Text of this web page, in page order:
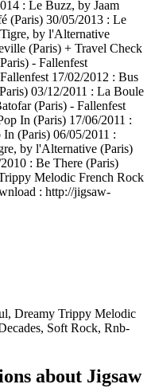
: Le Buzz, by Jaam
(Paris) 30/05/2013 : Le
by l'Alternative
(Paris) + Travel Check
- Fallenfest
17/02/2012 : Bus
03/12/2011 : La Boule
(Paris) - Fallenfest
In (Paris) 17/06/2011 :
(Paris) 06/05/2011 :
by l'Alternative (Paris)
: Be There (Paris)
Melodic French Rock
: http://jigsaw-
Dreamy Trippy Melodic
Soft Rock, Rnb-
about Jigsaw